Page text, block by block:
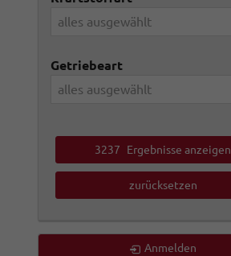
alles ausgewählt
Getriebeart
alles ausgewählt
3237 Ergebnisse anzeigen
zurücksetzen
Anmelden